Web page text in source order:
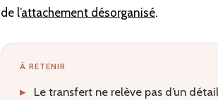
de l’attachement désorganisé.
À RETENIR
▸
Le transfert ne relève pas d’un